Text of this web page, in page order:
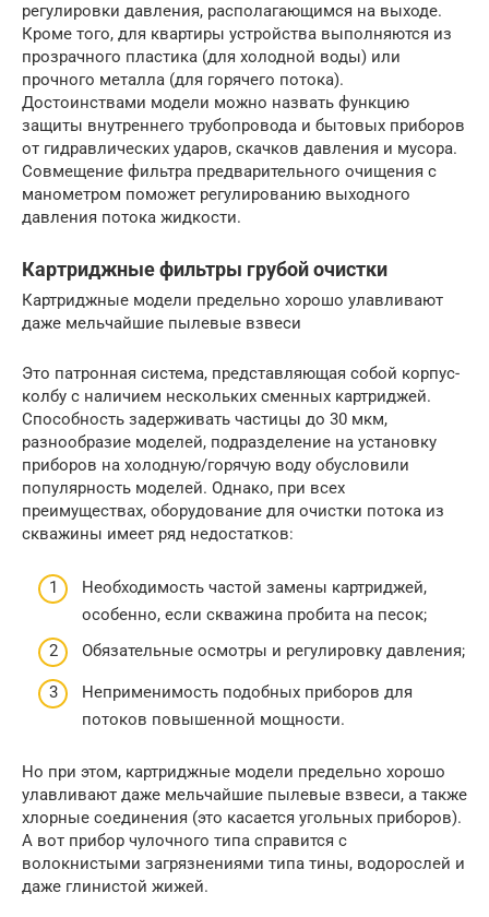
регулировки давления, располагающимся на выходе.
Кроме того, для квартиры устройства выполняются из
прозрачного пластика (для холодной воды) или
прочного металла (для горячего потока).
Достоинствами модели можно назвать функцию
защиты внутреннего трубопровода и бытовых приборов
от гидравлических ударов, скачков давления и мусора.
Совмещение фильтра предварительного очищения с
манометром поможет регулированию выходного
давления потока жидкости.
Картриджные фильтры грубой очистки
Картриджные модели предельно хорошо улавливают
даже мельчайшие пылевые взвеси
Это патронная система, представляющая собой корпус-
колбу с наличием нескольких сменных картриджей.
Способность задерживать частицы до 30 мкм,
разнообразие моделей, подразделение на установку
приборов на холодную/горячую воду обусловили
популярность моделей. Однако, при всех
преимуществах, оборудование для очистки потока из
скважины имеет ряд недостатков:
Необходимость частой замены картриджей,
особенно, если скважина пробита на песок;
Обязательные осмотры и регулировку давления;
Неприменимость подобных приборов для
потоков повышенной мощности.
Но при этом, картриджные модели предельно хорошо
улавливают даже мельчайшие пылевые взвеси, а также
хлорные соединения (это касается угольных приборов).
А вот прибор чулочного типа справится с
волокнистыми загрязнениями типа тины, водорослей и
даже глинистой жижей.